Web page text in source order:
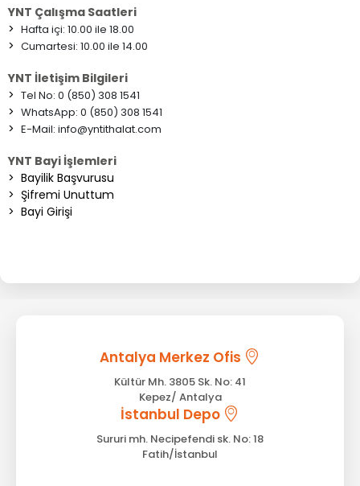
YNT Çalışma Saatleri
> Hafta içi: 10.00 ile 18.00
> Cumartesi: 10.00 ile 14.00
YNT İletişim Bilgileri
> Tel No: 0 (850) 308 1541
> WhatsApp: 0 (850) 308 1541
> E-Mail: info@yntithalat.com
YNT Bayi İşlemleri
> Bayilik Başvurusu
> Şifremi Unuttum
> Bayi Girişi
Antalya Merkez Ofis
Kültür Mh. 3805 Sk. No: 41
Kepez/ Antalya
İstanbul Depo
Sururi mh. Necipefendi sk. No: 18
Fatih/İstanbul